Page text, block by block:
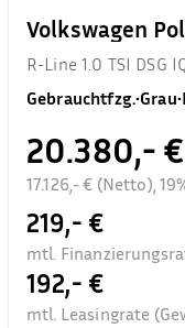
Volkswagen
R-Line 1.0 TSI DSG
Gebrauchtfzg.•Grau•
20.380,- €
17.126,- € (Netto),
219,- €
mtl.
192,- €
mtl. Leasingrate